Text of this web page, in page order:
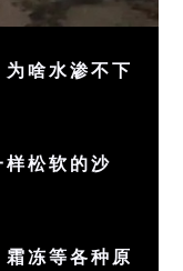
啥水渗不下
松软的沙
冻等各种原